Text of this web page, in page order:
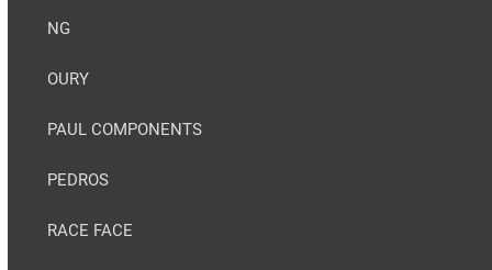
NG
OURY
PAUL COMPONENTS
PEDROS
RACE FACE